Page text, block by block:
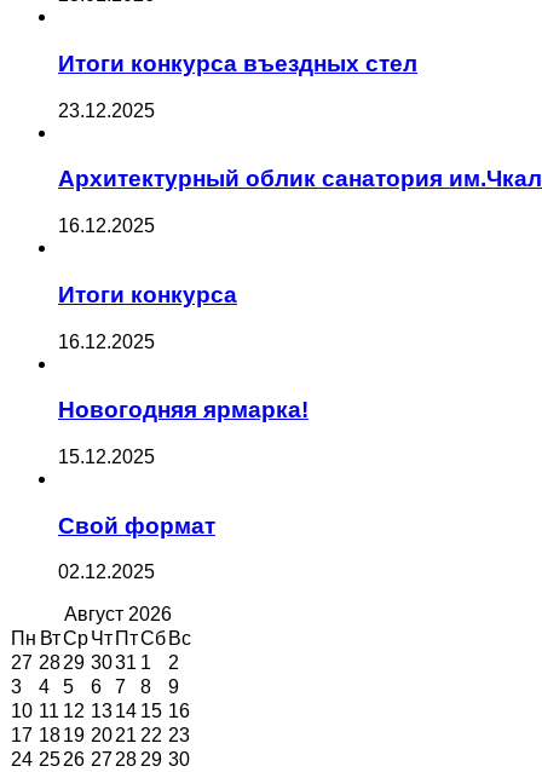
Итоги конкурса въездных стел
23.12.2025
Архитектурный облик санатория
16.12.2025
Итоги конкурса
16.12.2025
Новогодняя ярмарка!
15.12.2025
Свой формат
02.12.2025
Август 2026
Пн ВтСрЧт ПтСб Вс
27 2829 3031 1
2
3
4 5 6 7 8
9
10 11 12 1314 15 16
17 1819 202122 23
24 2526 272829 30